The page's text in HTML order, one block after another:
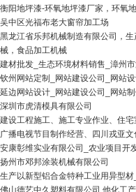
衡阳地坪漆-环氧地坪漆厂家，环氧
吴中区光福布老大窗帘加工场
黑龙江省乐邦机械制造有限公司，
械，食品加工机械
建材批发_生态环境材料销售_漳州
钦州网站定制_网站建设公司_网站
延边网站设计_网站建设公司_网站
深圳市虎清模具有限公司
建设工程施工、施工专业作业、住
广播电视节目制作经营、四川戎亚文
安康彰维实业有限公司_农业项目开
扬州市邓邦涂装机械有限公司
生产以新型铝合金特种工业用异型
佛山德艺中久塑料有限公司 他化工